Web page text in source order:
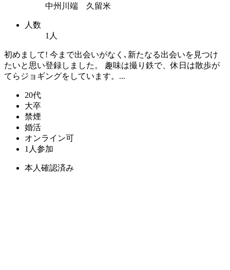
中州川端 久留米
人数
1人
初めまして! 今まで出会いがなく､新たなる出会いを見つけ
たいと思い登録しました。 趣味は撮り鉄で、休日は散歩が
てらジョギングをしています。...
20代
大卒
禁煙
婚活
オンライン可
1人参加
本人確認済み